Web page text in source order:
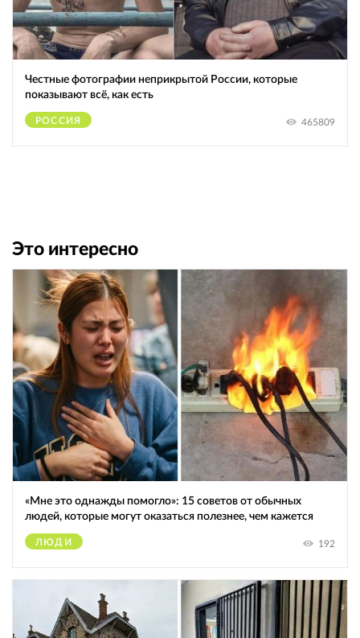
Честные фотографии неприкрытой России, которые
показывают всё, как есть
РОССИЯ 465809
Это интересно
«Мне это однажды помогло»: 15 советов от обычных
людей, которые могут оказаться полезнее, чем кажется
ЛЮДИ 192